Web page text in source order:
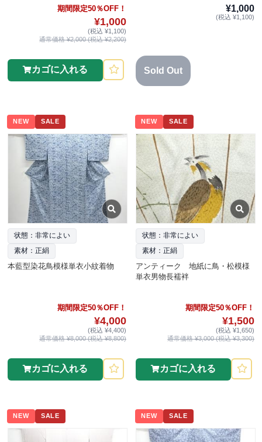
期間限定50％OFF！
¥1,000
(税込 ¥1,100)
通常価格 ¥2,000 (税込 ¥2,200)
カゴに入れる
¥1,000
(税込 ¥1,100)
Sold Out
NEW SALE
状態：非常によい
素材：正絹
本藍型染花鳥模様単衣小紋着物
期間限定50％OFF！
¥4,000
(税込 ¥4,400)
通常価格 ¥8,000 (税込 ¥8,800)
カゴに入れる
NEW SALE
状態：非常によい
素材：正絹
アンティーク 地紙に鳥・松模様
単衣男物長襦袢
期間限定50％OFF！
¥1,500
(税込 ¥1,650)
通常価格 ¥3,000 (税込 ¥3,300)
カゴに入れる
NEW SALE NEW SALE